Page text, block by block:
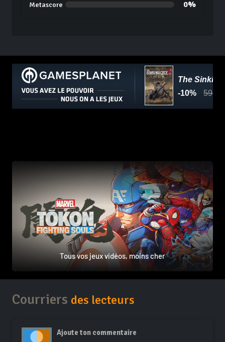
Metascore 0%
Tous vos jeux vidéos, moins cher
Courriers des lecteurs
Ajoute ton commentaire